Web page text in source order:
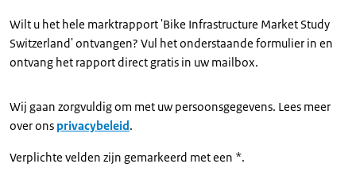
Wilt u het hele marktrapport 'Bike Infrastructure Market Study
Switzerland' ontvangen? Vul het onderstaande formulier in en
ontvang het rapport direct gratis in uw mailbox.
Wij gaan zorgvuldig om met uw persoonsgegevens. Lees meer
over ons privacybeleid.
Verplichte velden zijn gemarkeerd met een *.